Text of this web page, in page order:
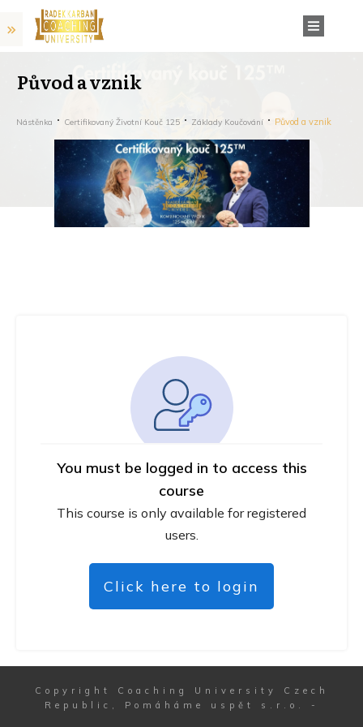
Původ a vznik
Nástěnka Certifikovaný Životní Kouč 125 Základy Koučování Původ a vznik
You must be logged in to access this
course
This course is only available for registered
users.
Click here to login
Copyright
Coaching University Czech
Republic, Pomáháme uspět s.r.o.
-